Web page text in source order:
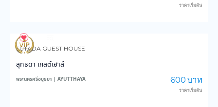
ราคาเริ่มต้น
150
SUTADA GUEST HOUSE
สุทธดา เกสต์เฮาส์
พระนครศรีอยุธยา | AYUTTHAYA 600 บาท
ราคาเริ่มต้น